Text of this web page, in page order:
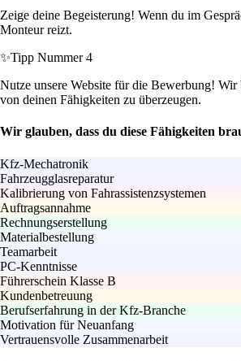
Zeige deine Begeisterung! Wenn du im
Monteur reizt.
✨Tipp Nummer 4
Nutze unsere Website für die Bewerbung!
von deinen Fähigkeiten zu überzeugen.
Wir glauben, dass du diese Fähigkeiten
Kfz-Mechatronik
Fahrzeugglasreparatur
Kalibrierung von Fahrassistenzsystemen
Auftragsannahme
Rechnungserstellung
Materialbestellung
Teamarbeit
PC-Kenntnisse
Führerschein Klasse B
Kundenbetreuung
Berufserfahrung in der Kfz-Branche
Motivation für Neuanfang
Vertrauensvolle Zusammenarbeit